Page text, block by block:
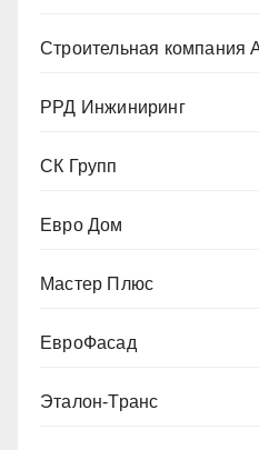
Строительная компания
РРД Инжиниринг
СК Групп
Евро Дом
Мастер Плюс
ЕвроФасад
Эталон-Транс